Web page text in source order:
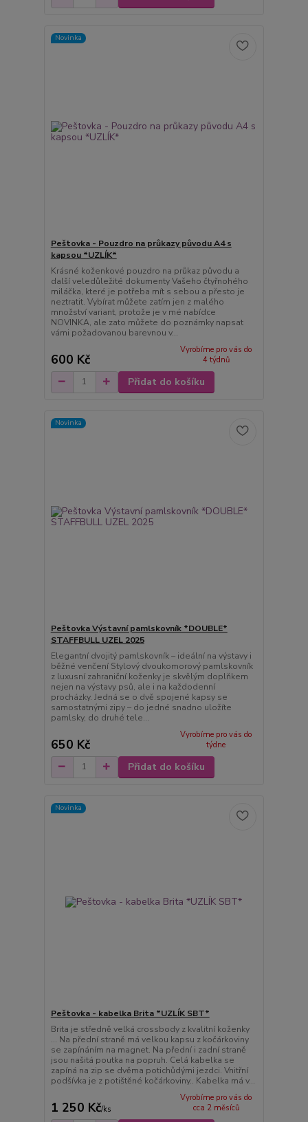
Novinka
Peštovka - Pouzdro na průkazy původu A4 s
kapsou *UZLÍK*
Krásné koženkové pouzdro na průkaz původu a
další veledůležité dokumenty Vašeho čtyřnohého
miláčka, které je potřeba mít s sebou a přesto je
neztratit. Vybírat můžete zatím jen z malého
množství variant, protože je v mé nabídce
NOVINKA, ale zato můžete do poznámky napsat
vámi požadovanou barevnou v...
600 Kč
Vyrobíme pro vás do
4 týdnů
Přidat do košíku
Novinka
Peštovka Výstavní pamlskovník *DOUBLE*
STAFFBULL UZEL 2025
Elegantní dvojitý pamlskovník – ideální na výstavy i
běžné venčení Stylový dvoukomorový pamlskovník
z luxusní zahraniční koženky je skvělým doplňkem
nejen na výstavy psů, ale i na každodenní
procházky. Jedná se o dvě spojené kapsy se
samostatnými zipy – do jedné snadno uložíte
pamlsky, do druhé tele...
650 Kč
Vyrobíme pro vás do
týdne
Přidat do košíku
Novinka
Peštovka - kabelka Brita *UZLÍK SBT*
Brita je středně velká crossbody z kvalitní koženky
... Na přední straně má velkou kapsu z kočárkoviny
se zapínáním na magnet. Na přední i zadní straně
jsou našitá poutka na popruh. Celá kabelka se
zapíná na zip se dvěma potichůdými jezdci. Vnitřní
podšívka je z potištěné kočárkoviny.. Kabelka má v...
1 250 Kč/ks
Vyrobíme pro vás do
cca 2 měsíců